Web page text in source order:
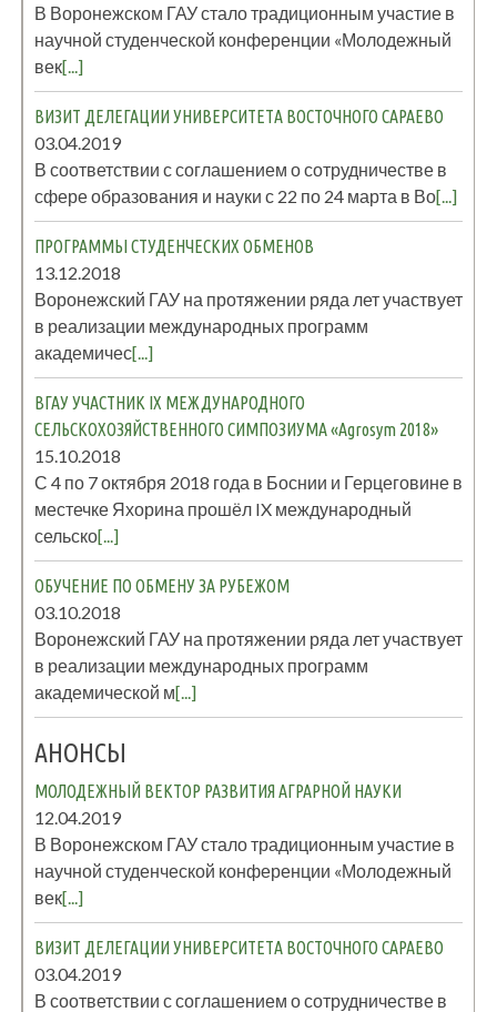
В Воронежском ГАУ стало традиционным участие в
научной студенческой конференции «Молодежный
век[...]
ВИЗИТ ДЕЛЕГАЦИИ УНИВЕРСИТЕТА ВОСТОЧНОГО САРАЕВО
03.04.2019
В соответствии с соглашением о сотрудничестве в
сфере образования и науки с 22 по 24 марта в Во[...]
ПРОГРАММЫ СТУДЕНЧЕСКИХ ОБМЕНОВ
13.12.2018
Воронежский ГАУ на протяжении ряда лет участвует
в реализации международных программ
академичес[...]
ВГАУ УЧАСТНИК IX МЕЖДУНАРОДНОГО
СЕЛЬСКОХОЗЯЙСТВЕННОГО СИМПОЗИУМА «Agrosym 2018»
15.10.2018
С 4 по 7 октября 2018 года в Боснии и Герцеговине в
местечке Яхорина прошёл IX международный
сельско[...]
ОБУЧЕНИЕ ПО ОБМЕНУ ЗА РУБЕЖОМ
03.10.2018
Воронежский ГАУ на протяжении ряда лет участвует
в реализации международных программ
академической м[...]
АНОНСЫ
МОЛОДЕЖНЫЙ ВЕКТОР РАЗВИТИЯ АГРАРНОЙ НАУКИ
12.04.2019
В Воронежском ГАУ стало традиционным участие в
научной студенческой конференции «Молодежный
век[...]
ВИЗИТ ДЕЛЕГАЦИИ УНИВЕРСИТЕТА ВОСТОЧНОГО САРАЕВО
03.04.2019
В соответствии с соглашением о сотрудничестве в